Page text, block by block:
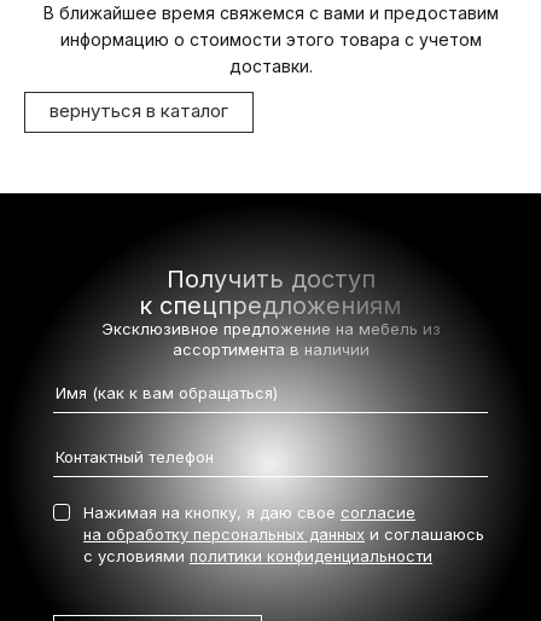
В ближайшее время свяжемся с вами и предоставим
информацию о стоимости этого товара с учетом
доставки.
вернуться в каталог
Получить доступ
к спецпредложениям
Эксклюзивное предложение на мебель из
ассортимента в наличии
Нажимая на кнопку, я даю свое согласие
на обработку персональных данных и соглашаюсь
с условиями политики конфиденциальности